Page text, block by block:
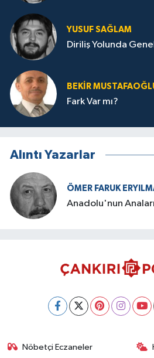
YUSUF SAĞLAM
Diriliş Yolunda
BEKIR
Fark Var mı?
Alıntı Yazarlar
ÖMER FARUK
Anadolu'nun
Nöbetçi Eczaneler